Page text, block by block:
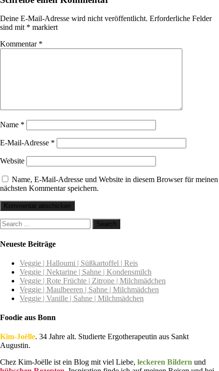
Deine E-Mail-Adresse wird nicht veröffentlicht. Erforderliche Felder
sind mit * markiert
Kommentar *
Name *
E-Mail-Adresse *
Website
Name, E-Mail-Adresse und Website in diesem Browser für meinen
nächsten Kommentar speichern.
Neueste Beiträge
Veggie | Halloumi | Süßkartoffel | Reis
Veggie | Nektarine | Sahne | Kondensmilch
Veggie | Rote Früchte | Zitrone | Milchmädchen
Veggie | Maulbeeren | Sahne | Milchmädchen
Veggie | Vanille | Sahne | Milchmädchen
Foodie aus Bonn
Kim-Joëlle. 34 Jahre alt. Studierte Ergotherapeutin aus Sankt
Augustin.
Chez Kim-Joëlle ist ein Blog mit viel Liebe, leckeren Bildern und